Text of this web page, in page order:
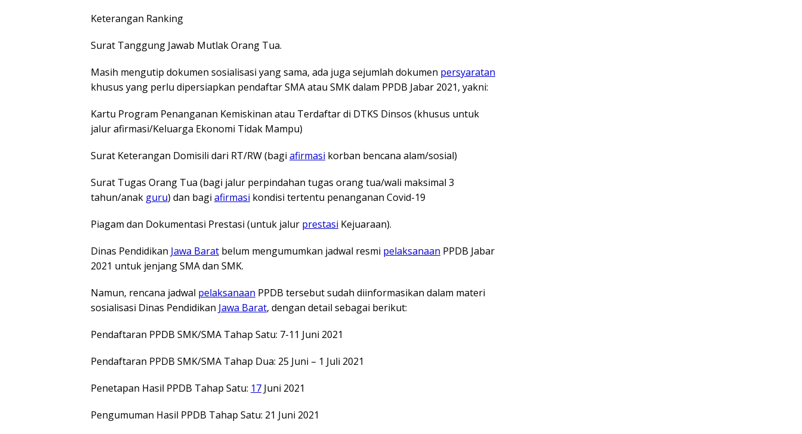
Keterangan Ranking
Surat Tanggung Jawab Mutlak Orang Tua.
Masih mengutip dokumen sosialisasi yang sama, ada juga sejumlah dokumen persyaratan
khusus yang perlu dipersiapkan pendaftar SMA atau SMK dalam PPDB Jabar 2021, yakni:
Kartu Program Penanganan Kemiskinan atau Terdaftar di DTKS Dinsos (khusus untuk
jalur afirmasi/Keluarga Ekonomi Tidak Mampu)
Surat Keterangan Domisili dari RT/RW (bagi afirmasi korban bencana alam/sosial)
Surat Tugas Orang Tua (bagi jalur perpindahan tugas orang tua/wali maksimal 3
tahun/anak guru) dan bagi afirmasi kondisi tertentu penanganan Covid-19
Piagam dan Dokumentasi Prestasi (untuk jalur prestasi Kejuaraan).
Dinas Pendidikan Jawa Barat belum mengumumkan jadwal resmi pelaksanaan PPDB Jabar
2021 untuk jenjang SMA dan SMK.
Namun, rencana jadwal pelaksanaan PPDB tersebut sudah diinformasikan dalam materi
sosialisasi Dinas Pendidikan Jawa Barat, dengan detail sebagai berikut:
Pendaftaran PPDB SMK/SMA Tahap Satu: 7-11 Juni 2021
Pendaftaran PPDB SMK/SMA Tahap Dua: 25 Juni – 1 Juli 2021
Penetapan Hasil PPDB Tahap Satu: 17 Juni 2021
Pengumuman Hasil PPDB Tahap Satu: 21 Juni 2021